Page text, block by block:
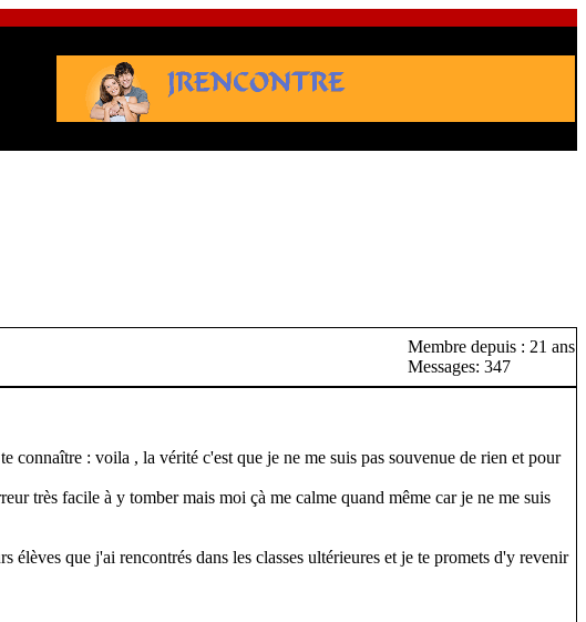
Membre depuis : 21 ans
Messages: 347
: voila , la vérité c'est que je ne me suis pas souvenue de rien et pour
très facile à y tomber mais moi çà me calme quand même car je ne me suis
que j'ai rencontrés dans les classes ultérieures et je te promets d'y revenir